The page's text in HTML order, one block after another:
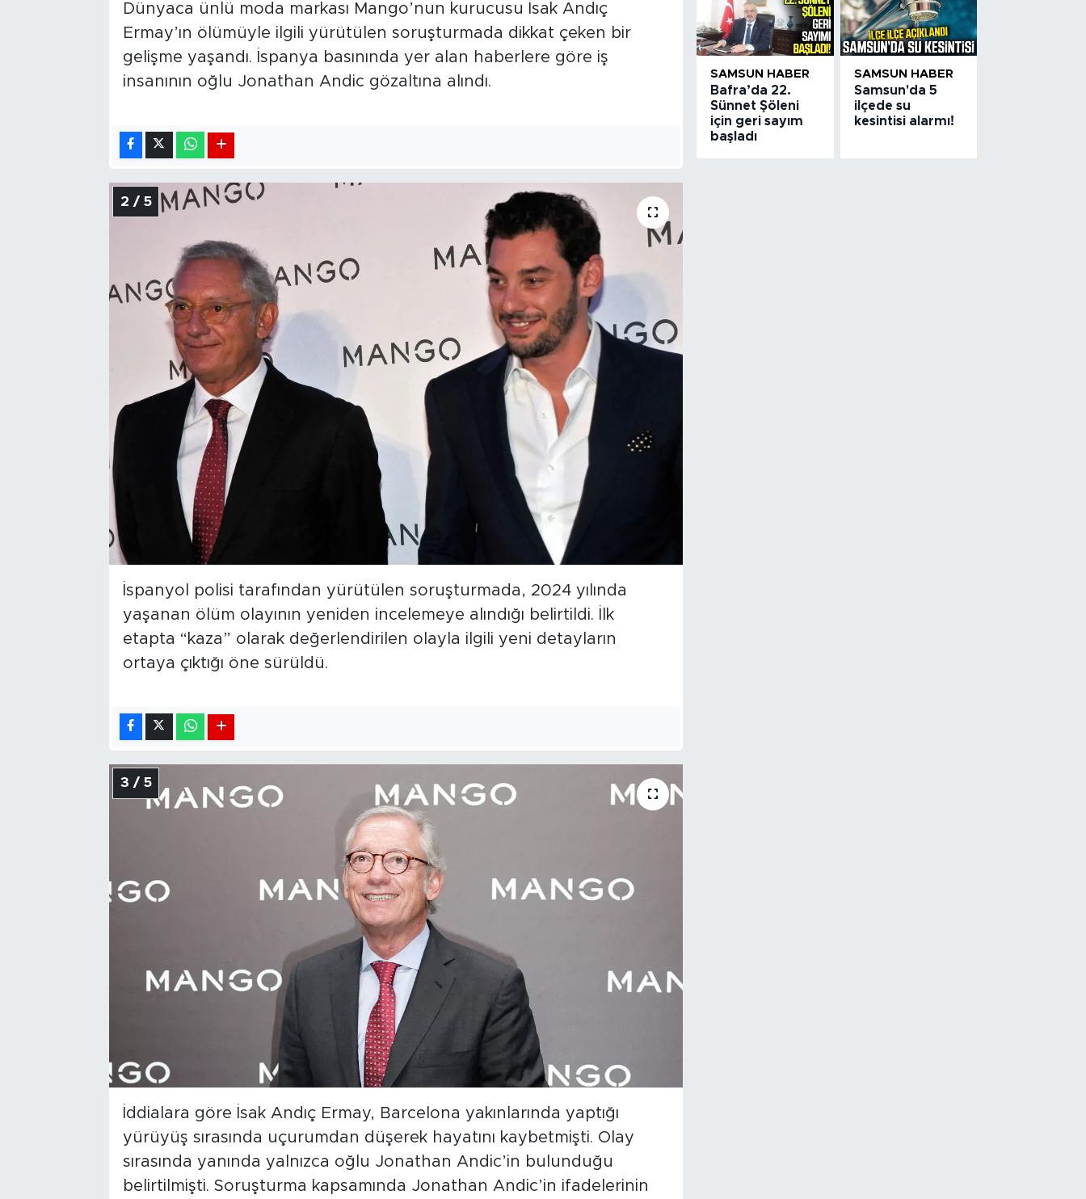
Dünyaca ünlü moda markası Mango’nun kurucusu İsak Andıç
Ermay’ın ölümüyle ilgili yürütülen soruşturmada dikkat çeken bir
gelişme yaşandı. İspanya basınında yer alan haberlere göre iş
insanının oğlu Jonathan Andic gözaltına alındı.
2 / 5
İspanyol polisi tarafından yürütülen soruşturmada, 2024 yılında
yaşanan ölüm olayının yeniden incelemeye alındığı belirtildi. İlk
etapta “kaza” olarak değerlendirilen olayla ilgili yeni detayların
ortaya çıktığı öne sürüldü.
3 / 5
İddialara göre İsak Andıç Ermay, Barcelona yakınlarında yaptığı
yürüyüş sırasında uçurumdan düşerek hayatını kaybetmişti. Olay
sırasında yanında yalnızca oğlu Jonathan Andic’in bulunduğu
belirtilmişti. Soruşturma kapsamında Jonathan Andic’in ifadelerinin
SAMSUN HABER
Bafra’da 22.
Sünnet Şöleni
için geri sayım
başladı
SAMSUN HABER
Samsun'da 5
ilçede su
kesintisi alarmı!